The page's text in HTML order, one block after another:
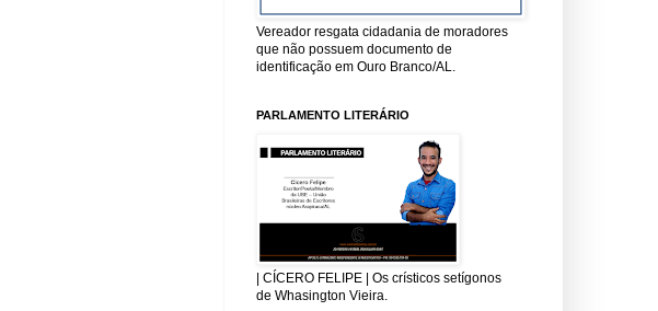
Vereador resgata cidadania de moradores
que não possuem documento de
identificação em Ouro Branco/AL.
PARLAMENTO LITERÁRIO
| CÍCERO FELIPE | Os crísticos setígonos
de Whasington Vieira.